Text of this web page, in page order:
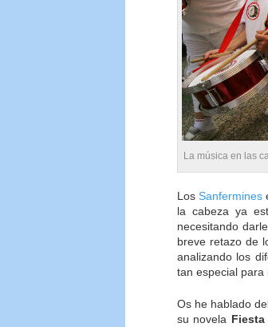
La música en las
LosSanfermines
la cabeza ya
necesitando
breve retazo de
analizando los
tan especial para
Os he hablado
su novela Fiesta